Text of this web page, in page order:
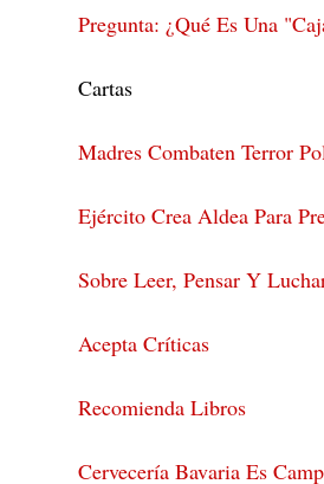
Pregunta: ¿Qué Es Una
Cartas
Madres Combaten Terror
Ejército Crea Aldea Para
Sobre Leer, Pensar Y
Acepta Críticas
Recomienda Libros
Cervecería Bavaria Es